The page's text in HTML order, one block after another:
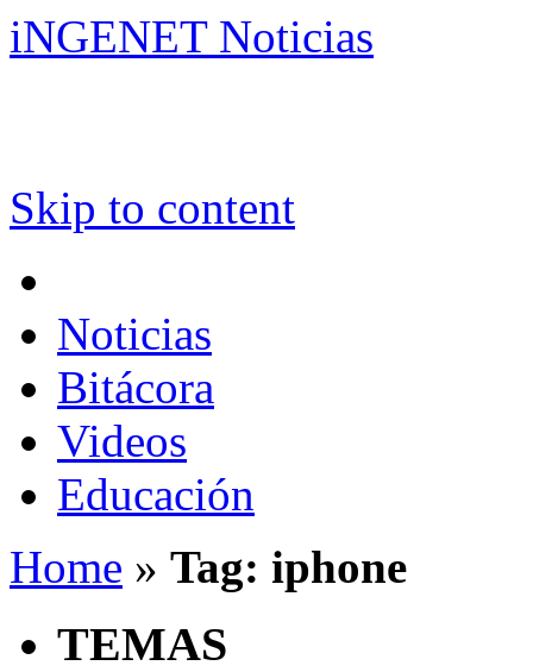
iNGENET Noticias
Skip to content
Noticias
Bitácora
Videos
Educación
Home » Tag: iphone
TEMAS